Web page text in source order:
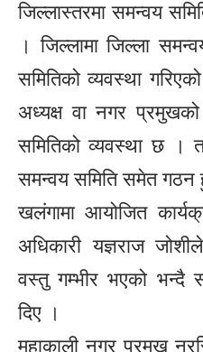
जिल्लास्तरमा समन्वय
। जिल्लामा जिल्ला
समितिको व्यवस्था
अध्यक्ष वा नगर
समितिको व्यवस्था छ ।
समन्वय समिति समेत
खलंगामा आयोजित
अधिकारी यज्ञराज
वस्तु गम्भीर भएको भन्दै
दिए ।
महाकाली नगर प्रमुख